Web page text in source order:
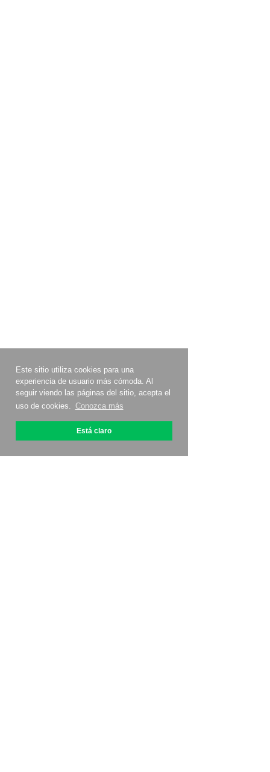
Este sitio utiliza cookies para una
experiencia de usuario más cómoda. Al
seguir viendo las páginas del sitio, acepta el
uso de cookies. Conozca más
Está claro